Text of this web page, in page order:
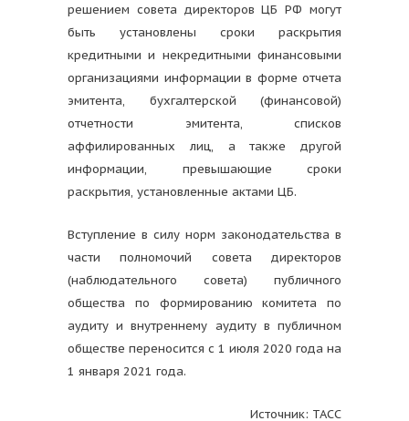
решением совета директоров ЦБ РФ могут
быть установлены сроки раскрытия
кредитными и некредитными финансовыми
организациями информации в форме отчета
эмитента, бухгалтерской (финансовой)
отчетности эмитента, списков
аффилированных лиц, а также другой
информации, превышающие сроки
раскрытия, установленные актами ЦБ.
Вступление в силу норм законодательства в
части полномочий совета директоров
(наблюдательного совета) публичного
общества по формированию комитета по
аудиту и внутреннему аудиту в публичном
обществе переносится с 1 июля 2020 года на
1 января 2021 года.
Источник: ТАСС